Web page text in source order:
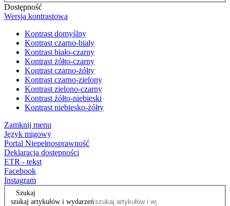
Dostępność
Wersja kontrastowa
Kontrast domyślny
Kontrast czarno-biały
Kontrast biało-czarny
Kontrast żółto-czarny
Kontrast czarno-żółty
Kontrast czarno-zielony
Kontrast zielono-czarny
Kontrast żółto-niebieski
Kontrast niebiesko-żółty
Zamknij menu
Język migowy
Portal Niepełnosprawność
Deklaracja dostępności
ETR - tekst
Facebook
Instagram
Szukaj
szukaj artykułów i wydarzeń